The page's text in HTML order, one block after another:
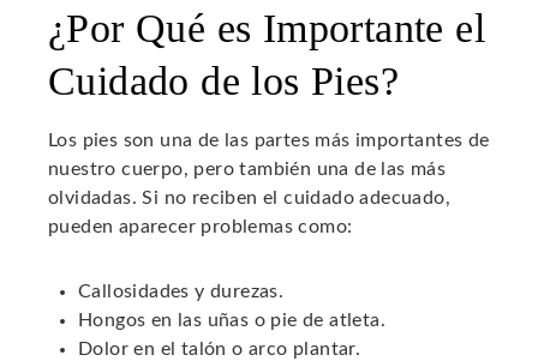
¿Por Qué es Importante el
Cuidado de los Pies?
Los pies son una de las partes más importantes de
nuestro cuerpo, pero también una de las más
olvidadas. Si no reciben el cuidado adecuado,
pueden aparecer problemas como:
Callosidades y durezas.
Hongos en las uñas o pie de atleta.
Dolor en el talón o arco plantar.